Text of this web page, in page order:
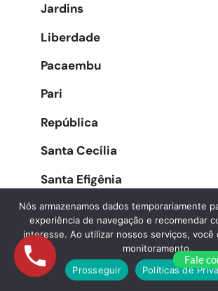
Jardins
Liberdade
Pacaembu
Pari
República
Santa Cecília
Santa Efigênia
Sé
Vila Buarque
Fale
Nós armazenamos dados temporariamente
experiência de navegação e recomendar
interesse. Ao utilizar nossos serviços, você
monitoramento.
Prosseguir
Políticas de